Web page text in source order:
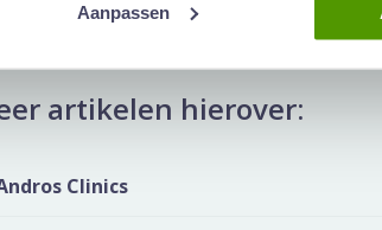
Aanpassen
artikelen hierover:
Clinics